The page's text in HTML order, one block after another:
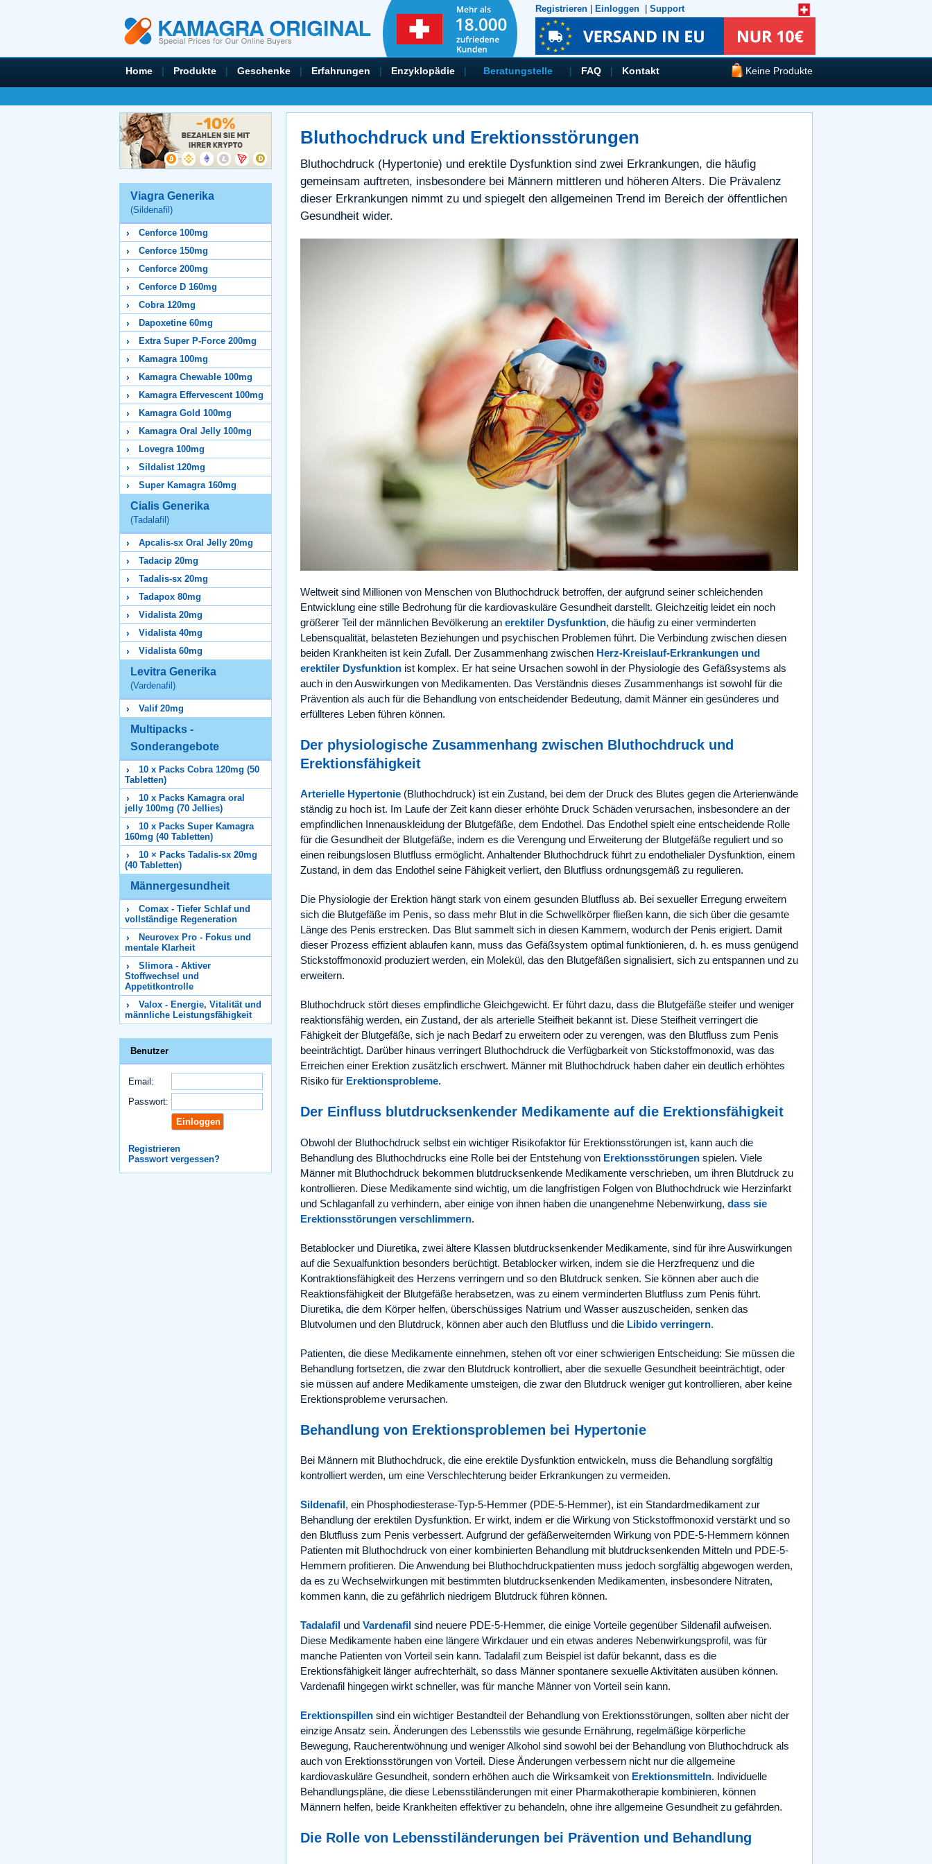
Registrieren Einloggen Support
Home | Produkte | Geschenke | Erfahrungen | Enzyklopädie | Beratungstelle | FAQ | Kontakt Keine Produkte
Viagra Generika
(Sildenafil)
Cenforce 100mg
Cenforce 150mg
Cenforce 200mg
Cenforce D 160mg
Cobra 120mg
Dapoxetine 60mg
Extra Super P-Force 200mg
Kamagra 100mg
Kamagra Chewable 100mg
Kamagra Effervescent 100mg
Kamagra Gold 100mg
Kamagra Oral Jelly 100mg
Lovegra 100mg
Sildalist 120mg
Super Kamagra 160mg
Cialis Generika
(Tadalafil)
Apcalis-sx Oral Jelly 20mg
Tadacip 20mg
Tadalis-sx 20mg
Tadapox 80mg
Vidalista 20mg
Vidalista 40mg
Vidalista 60mg
Levitra Generika
(Vardenafil)
Valif 20mg
Multipacks -
Sonderangebote
10 x Packs Cobra 120mg (50
Tabletten)
10 x Packs Kamagra oral
jelly 100mg (70 Jellies)
10 x Packs Super Kamagra
160mg (40 Tabletten)
10 × Packs Tadalis-sx 20mg
(40 Tabletten)
Männergesundheit
Comax - Tiefer Schlaf und
vollständige Regeneration
Neurovex Pro - Fokus und
mentale Klarheit
Slimora - Aktiver
Stoffwechsel und
Appetitkontrolle
Valox - Energie, Vitalität und
männliche Leistungsfähigkeit
Benutzer
Email:
Passwort:
Registrieren
Passwort vergessen?
Bluthochdruck und Erektionsstörungen
Bluthochdruck (Hypertonie) und erektile Dysfunktion sind zwei Erkrankungen, die häufig
gemeinsam auftreten, insbesondere bei Männern mittleren und höheren Alters. Die Prävalenz
dieser Erkrankungen nimmt zu und spiegelt den allgemeinen Trend im Bereich der öffentlichen
Gesundheit wider.
Weltweit sind Millionen von Menschen von Bluthochdruck betroffen, der aufgrund seiner schleichenden
Entwicklung eine stille Bedrohung für die kardiovaskuläre Gesundheit darstellt. Gleichzeitig leidet ein noch
größerer Teil der männlichen Bevölkerung an erektiler Dysfunktion, die häufig zu einer verminderten
Lebensqualität, belasteten Beziehungen und psychischen Problemen führt. Die Verbindung zwischen diesen
beiden Krankheiten ist kein Zufall. Der Zusammenhang zwischen Herz-Kreislauf-Erkrankungen und
erektiler Dysfunktion ist komplex. Er hat seine Ursachen sowohl in der Physiologie des Gefäßsystems als
auch in den Auswirkungen von Medikamenten. Das Verständnis dieses Zusammenhangs ist sowohl für die
Prävention als auch für die Behandlung von entscheidender Bedeutung, damit Männer ein gesünderes und
erfüllteres Leben führen können.
Der physiologische Zusammenhang zwischen Bluthochdruck und
Erektionsfähigkeit
Arterielle Hypertonie (Bluthochdruck) ist ein Zustand, bei dem der Druck des Blutes gegen die Arterienwände
ständig zu hoch ist. Im Laufe der Zeit kann dieser erhöhte Druck Schäden verursachen, insbesondere an der
empfindlichen Innenauskleidung der Blutgefäße, dem Endothel. Das Endothel spielt eine entscheidende Rolle
für die Gesundheit der Blutgefäße, indem es die Verengung und Erweiterung der Blutgefäße reguliert und so
einen reibungslosen Blutfluss ermöglicht. Anhaltender Bluthochdruck führt zu endothelialer Dysfunktion, einem
Zustand, in dem das Endothel seine Fähigkeit verliert, den Blutfluss ordnungsgemäß zu regulieren.
Die Physiologie der Erektion hängt stark von einem gesunden Blutfluss ab. Bei sexueller Erregung erweitern
sich die Blutgefäße im Penis, so dass mehr Blut in die Schwellkörper fließen kann, die sich über die gesamte
Länge des Penis erstrecken. Das Blut sammelt sich in diesen Kammern, wodurch der Penis erigiert. Damit
dieser Prozess effizient ablaufen kann, muss das Gefäßsystem optimal funktionieren, d. h. es muss genügend
Stickstoffmonoxid produziert werden, ein Molekül, das den Blutgefäßen signalisiert, sich zu entspannen und zu
erweitern.
Bluthochdruck stört dieses empfindliche Gleichgewicht. Er führt dazu, dass die Blutgefäße steifer und weniger
reaktionsfähig werden, ein Zustand, der als arterielle Steifheit bekannt ist. Diese Steifheit verringert die
Fähigkeit der Blutgefäße, sich je nach Bedarf zu erweitern oder zu verengen, was den Blutfluss zum Penis
beeinträchtigt. Darüber hinaus verringert Bluthochdruck die Verfügbarkeit von Stickstoffmonoxid, was das
Erreichen einer Erektion zusätzlich erschwert. Männer mit Bluthochdruck haben daher ein deutlich erhöhtes
Risiko für Erektionsprobleme.
Der Einfluss blutdrucksenkender Medikamente auf die Erektionsfähigkeit
Obwohl der Bluthochdruck selbst ein wichtiger Risikofaktor für Erektionsstörungen ist, kann auch die
Behandlung des Bluthochdrucks eine Rolle bei der Entstehung von Erektionsstörungen spielen. Viele
Männer mit Bluthochdruck bekommen blutdrucksenkende Medikamente verschrieben, um ihren Blutdruck zu
kontrollieren. Diese Medikamente sind wichtig, um die langfristigen Folgen von Bluthochdruck wie Herzinfarkt
und Schlaganfall zu verhindern, aber einige von ihnen haben die unangenehme Nebenwirkung, dass sie
Erektionsstörungen verschlimmern.
Betablocker und Diuretika, zwei ältere Klassen blutdrucksenkender Medikamente, sind für ihre Auswirkungen
auf die Sexualfunktion besonders berüchtigt. Betablocker wirken, indem sie die Herzfrequenz und die
Kontraktionsfähigkeit des Herzens verringern und so den Blutdruck senken. Sie können aber auch die
Reaktionsfähigkeit der Blutgefäße herabsetzen, was zu einem verminderten Blutfluss zum Penis führt.
Diuretika, die dem Körper helfen, überschüssiges Natrium und Wasser auszuscheiden, senken das
Blutvolumen und den Blutdruck, können aber auch den Blutfluss und die Libido verringern.
Patienten, die diese Medikamente einnehmen, stehen oft vor einer schwierigen Entscheidung: Sie müssen die
Behandlung fortsetzen, die zwar den Blutdruck kontrolliert, aber die sexuelle Gesundheit beeinträchtigt, oder
sie müssen auf andere Medikamente umsteigen, die zwar den Blutdruck weniger gut kontrollieren, aber keine
Erektionsprobleme verursachen.
Behandlung von Erektionsproblemen bei Hypertonie
Bei Männern mit Bluthochdruck, die eine erektile Dysfunktion entwickeln, muss die Behandlung sorgfältig
kontrolliert werden, um eine Verschlechterung beider Erkrankungen zu vermeiden.
Sildenafil, ein Phosphodiesterase-Typ-5-Hemmer (PDE-5-Hemmer), ist ein Standardmedikament zur
Behandlung der erektilen Dysfunktion. Er wirkt, indem er die Wirkung von Stickstoffmonoxid verstärkt und so
den Blutfluss zum Penis verbessert. Aufgrund der gefäßerweiternden Wirkung von PDE-5-Hemmern können
Patienten mit Bluthochdruck von einer kombinierten Behandlung mit blutdrucksenkenden Mitteln und PDE-5-
Hemmern profitieren. Die Anwendung bei Bluthochdruckpatienten muss jedoch sorgfältig abgewogen werden,
da es zu Wechselwirkungen mit bestimmten blutdrucksenkenden Medikamenten, insbesondere Nitraten,
kommen kann, die zu gefährlich niedrigem Blutdruck führen können.
Tadalafil und Vardenafil sind neuere PDE-5-Hemmer, die einige Vorteile gegenüber Sildenafil aufweisen.
Diese Medikamente haben eine längere Wirkdauer und ein etwas anderes Nebenwirkungsprofil, was für
manche Patienten von Vorteil sein kann. Tadalafil zum Beispiel ist dafür bekannt, dass es die
Erektionsfähigkeit länger aufrechterhält, so dass Männer spontanere sexuelle Aktivitäten ausüben können.
Vardenafil hingegen wirkt schneller, was für manche Männer von Vorteil sein kann.
Erektionspillen sind ein wichtiger Bestandteil der Behandlung von Erektionsstörungen, sollten aber nicht der
einzige Ansatz sein. Änderungen des Lebensstils wie gesunde Ernährung, regelmäßige körperliche
Bewegung, Raucherentwöhnung und weniger Alkohol sind sowohl bei der Behandlung von Bluthochdruck als
auch von Erektionsstörungen von Vorteil. Diese Änderungen verbessern nicht nur die allgemeine
kardiovaskuläre Gesundheit, sondern erhöhen auch die Wirksamkeit von Erektionsmitteln. Individuelle
Behandlungspläne, die diese Lebensstiländerungen mit einer Pharmakotherapie kombinieren, können
Männern helfen, beide Krankheiten effektiver zu behandeln, ohne ihre allgemeine Gesundheit zu gefährden.
Die Rolle von Lebensstiländerungen bei Prävention und Behandlung